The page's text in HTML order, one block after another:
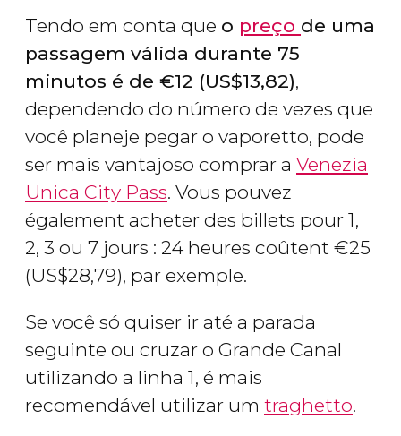
Tendo em conta que o preço de uma
passagem válida durante 75
minutos é de €12 (US$13,82),
dependendo do número de vezes que
você planeje pegar o vaporetto, pode
ser mais vantajoso comprar a Venezia
Unica City Pass. Vous pouvez
également acheter des billets pour 1,
2, 3 ou 7 jours : 24 heures coûtent €25
(US$28,79), par exemple.
Se você só quiser ir até a parada
seguinte ou cruzar o Grande Canal
utilizando a linha 1, é mais
recomendável utilizar um traghetto.